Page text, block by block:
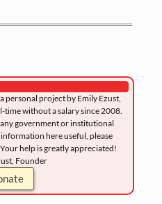
personal project by Emily Ezust,
time without a salary since 2008.
government or institutional
here useful, please
help is greatly appreciated!
Founder